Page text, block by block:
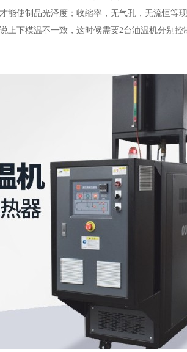
能使制品光泽度；收缩率，无气孔，无流恒等
上下模温不一致，这时候需要2台油温机分别